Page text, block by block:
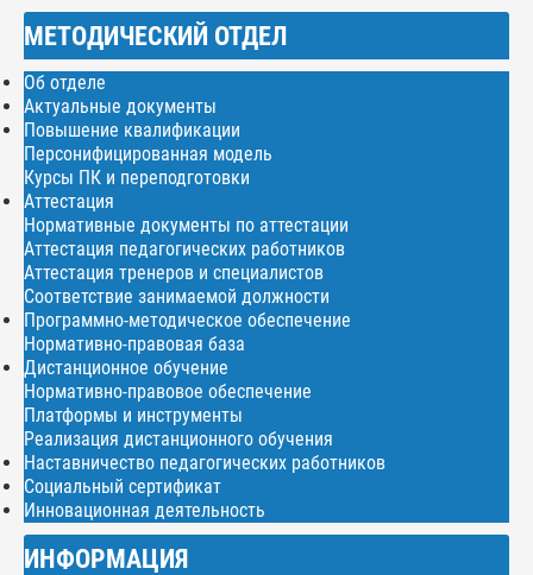
МЕТОДИЧЕСКИЙ ОТДЕЛ
Об отделе
Актуальные документы
Повышение квалификации
Персонифицированная модель
Курсы ПК и переподготовки
Аттестация
Нормативные документы по аттестации
Аттестация педагогических работников
Аттестация тренеров и специалистов
Соответствие занимаемой должности
Программно-методическое обеспечение
Нормативно-правовая база
Дистанционное обучение
Нормативно-правовое обеспечение
Платформы и инструменты
Реализация дистанционного обучения
Наставничество педагогических работников
Социальный сертификат
Инновационная деятельность
ИНФОРМАЦИЯ